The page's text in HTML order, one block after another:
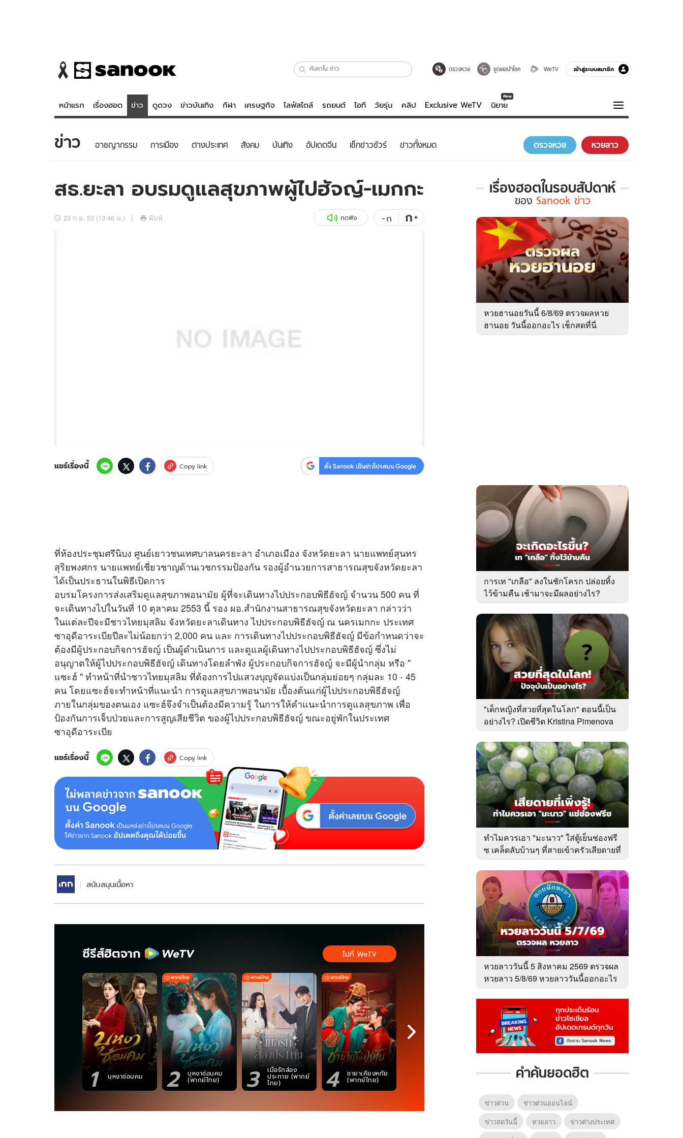
ตรวจหวย ขูดเลขนำโชค WeTV เข้าสู่ระบบสมาชิก
หน้าแรก เรื่องฮอต ข่าว ดูดวง ข่าวบันเทิง กีฬา เศรษฐกิจ ไลฟ์สไตล์ รถยนต์ ไอที วัยรุ่น คลิป Exclusive WeTV นิยาย
ข่าว
ข่าวบันเทิง
ดูดวง - ตรวจหวย
สถิติหวยไทย
ไลฟ์สไตล์
วัยรุ่น
รถยนต์
บันเทิงครบรส
เกมส์
คลิป
พอดแคสต์
ความรู้รอบตัว
ฮาวทู
ติดตามสนุกโซเชียลได้ที่
ข่าว อาชญากรรม การเมือง ต่างประเทศ สังคม บันเทิง อัปเดตจีน เช็กข่าวชัวร์ ข่าวทั้งหมด ตรวจหวย หวยลาว
สธ.ยะลา อบรมดูแลสุขภาพผู้ไปฮัจญ์-เมกกะ
23 ก.ย. 53 (13:46 น.) พิมพ์ กดฟัง -ก ก+
แชร์เรื่องนี้ Copy link ตั้ง Sanook เป็นข่าวโปรดบน Google
ที่ห้องประชุมศรีนิบง ศูนย์เยาวชนเทศบาลนครยะลา อำเภอเมือง จังหวัดยะลา นายแพทย์สุนทร
สุริยพงศกร นายแพทย์เชี่ยวชาญด้านเวชกรรมป้องกัน รองผู้อำนวยการสาธารณสุขจังหวัดยะลา
ได้เป็นประธานในพิธีเปิดการ
อบรมโครงการส่งเสริมดูแลสุขภาพอนามัย ผู้ที่จะเดินทางไปประกอบพิธีฮัจญ์ จำนวน 500 คน ที่
จะเดินทางไปในวันที่ 10 ตุลาคม 2553 นี้ รอง ผอ.สำนักงานสาธารณสุขจังหวัดยะลา กล่าวว่า
ในแต่ละปีจะมีชาวไทยมุสลิม จังหวัดยะลาเดินทาง ไปประกอบพิธีฮัจญ์ ณ นครเมกกะ ประเทศ
ซาอุดีอาระเบียปีละไม่น้อยกว่า 2,000 คน และ การเดินทางไปประกอบพิธีฮัจญ์ มีข้อกำหนดว่าจะ
ต้องมีผู้ประกอบกิจการฮัจญ์ เป็นผู้ดำเนินการ และดูแลผู้เดินทางไปประกอบพิธีฮัจญ์ ซึ่งไม่
อนุญาตให้ผู้ไปประกอบพิธีฮัจญ์ เดินทางโดยลำพัง ผู้ประกอบกิจการฮัจญ์ จะมีผู้นำกลุ่ม หรือ "
แซะฮ์ " ทำหน้าที่นำชาวไทยมุสลิม ที่ต้องการไปแสวงบุญจัดแบ่งเป็นกลุ่มย่อยๆ กลุ่มละ 10 - 45
คน โดยแซะฮ์จะทำหน้าที่แนะนำ การดูแลสุขภาพอนามัย เบื้องต้นแก่ผู้ไปประกอบพิธีฮัจญ์
ภายในกลุ่มของตนเอง แซะฮ์จึงจำเป็นต้องมีความรู้ ในการให้คำแนะนำการดูแลสุขภาพ เพื่อ
ป้องกันการเจ็บป่วยและการสูญเสียชีวิต ของผู้ไปประกอบพิธีฮัจญ์ ขณะอยู่พักในประเทศ
ซาอุดีอาระเบีย
แชร์เรื่องนี้ Copy link
สนับสนุนเนื้อหา
ซีรีส์ฮิตจาก
1 บุหงาซ่อนคม 2 บุหงาซ่อนคม
(พากย์ไทย) 3 เมื่อรักส่อง
ประกาย (พากย์
ไทย) 4 ชายาเคียงหทัย
(พากย์ไทย) 5 6 หากวินาทีนั้นไม่
พบเธอ 7 หากวินาทีนั้นไม่
พบเธอ (พากย์
ไปที่ WeTV
เรื่องฮอตในรอบสัปดาห์
เรื่อง
ใน
รอบ
สัปดาห์
Sanook
ข่าว
ของ Sanook ข่าว
หวยฮานอยวันนี้ 6/8/69 ตรวจผลหวย
ฮานอย วันนี้ออกอะไร เช็กสดที่นี่
การเท "เกลือ" ลงในชักโครก ปล่อยทิ้ง
ไว้ข้ามคืน เช้ามาจะมีผลอย่างไร?
"เด็กหญิงที่สวยที่สุดในโลก" ตอนนี้เป็น
อย่างไร? เปิดชีวิต Kristina Pimenova
ทำไมควรเอา "มะนาว" ใส่ตู้เย็นช่องฟรี
ซ เคล็ดลับบ้านๆ ที่สายเข้าครัวเสียดายที่
หวยลาววันนี้ 5 สิงหาคม 2569 ตรวจผล
หวยลาว 5/8/69 หวยลาววันนี้ออกอะไร
คำค้นยอดฮิต
ข่าวด่วน
ข่าวด่วนออนไลน์
ข่าวสดวันนี้
หวยลาว
ข่าวต่างประเทศ